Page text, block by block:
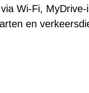
Wi-Fi,
en